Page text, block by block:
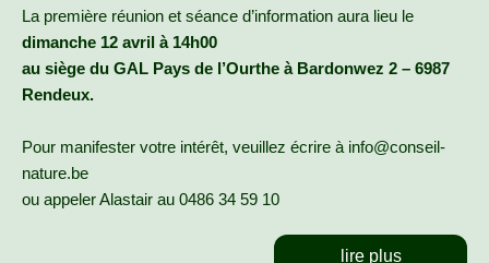
La première réunion et séance d’information aura lieu le
dimanche 12 avril à 14h00
au siège du GAL Pays de l’Ourthe à Bardonwez 2 – 6987
Rendeux.
Pour manifester votre intérêt, veuillez écrire à info@conseil-
nature.be
ou appeler Alastair au 0486 34 59 10
lire plus